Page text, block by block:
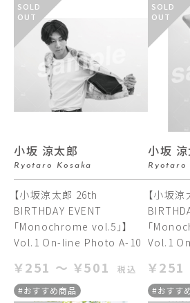
SOLD
OUT
小坂 涼太郎
Ryotaro Kosaka
【小坂涼太郎 26th
BIRTHDAY EVENT
「Monochrome vol.5」】
Vol.1 On-line Photo A-10
￥251 ～ ￥501
税込
#おすすめ商品
SOLD
OUT
小坂
Ryotaro
【小坂
「
Vol.1
￥251
#おすす